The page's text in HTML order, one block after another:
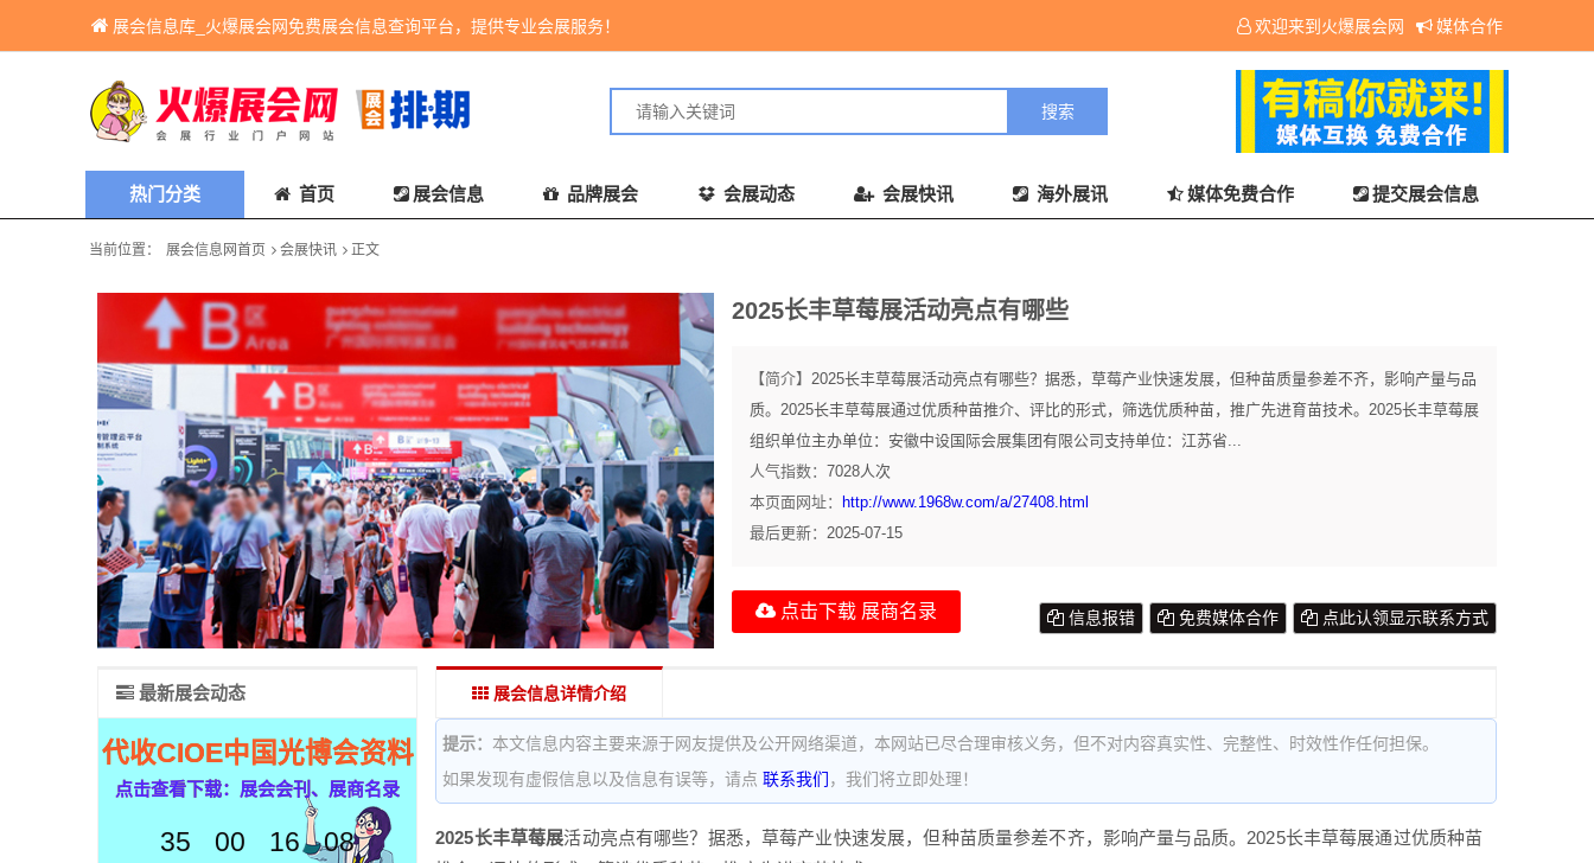
展会信息库_火爆展会网免费展会信息查询平台，提供专业会展服务！ 欢迎来到火爆展会网 媒体合作
热门分类 首页 展会信息 品牌展会 会展动态 会展快讯 海外展讯 媒体免费合作 提交展会信息
当前位置： 展会信息网首页 会展快讯 正文
2025长丰草莓展活动亮点有哪些
【简介】 2025长丰草莓展活动亮点有哪些？据悉，草莓产业快速发展，但种苗质量参差不齐，影响产量与品
质。2025长丰草莓展通过优质种苗推介、评比的形式，筛选优质种苗，推广先进育苗技术。2025长丰草莓展
组织单位主办单位：安徽中设国际会展集团有限公司支持单位：江苏省...
人气指数： 7028人次
本页面网址：
http://www.1968w.com/a/27408.html
最后更新： 2025-07-15
点击下载 展商名录 点此认领显示联系方式
免费媒体合作
信息报错
展会信息详情介绍
提示： 本文信息内容主要来源于网友提供及公开网络渠道，本网站已尽合理审核义务，但不对内容真实性、完整性、时效性作任何担保。
如果发现有虚假信息以及信息有误等，请点 联系我们 ，我们将立即处理！
2025长丰草莓展活动亮点有哪些？据悉，草莓产业快速发展，但种苗质量参差不齐，影响产量与品质。2025长丰草莓展通过优质种苗
最新展会动态
代收CIOE中国光博会资料
点击查看下载：展会会刊、展商名录
35 00 16 07